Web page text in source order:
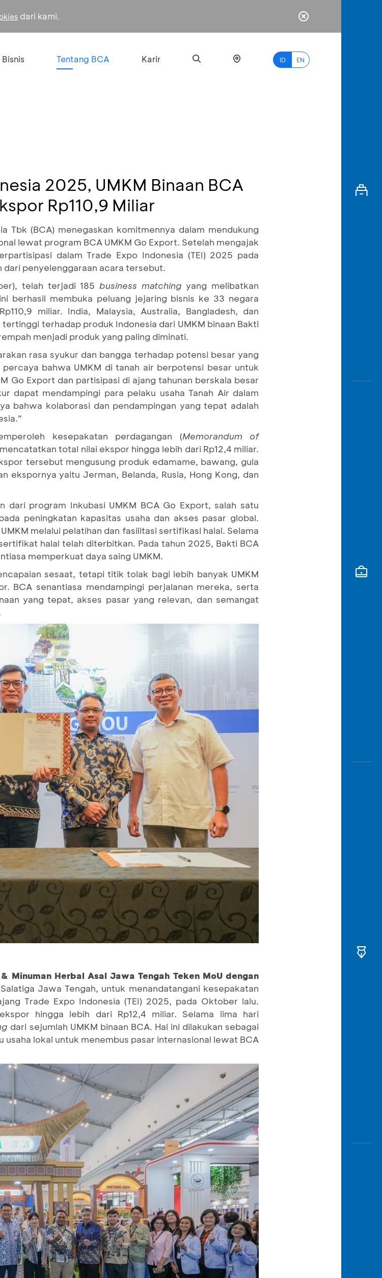
dari kami.
Bisnis Tentang BCA Karir ID EN
myBCA
2025, UMKM Binaan BCA
Rp110,9 Miliar
Tbk (BCA) menegaskan komitmennya dalam mendukung
lewat program BCA UMKM Go Export. Setelah mengajak
dalam Trade Expo Indonesia (TEI) 2025 pada
penyelenggaraan acara tersebut.
telah terjadi 185business matching yang melibatkan
berhasil membuka peluang jejaring bisnis ke 33 negara
miliar. India, Malaysia, Australia, Bangladesh, dan
terhadap produk Indonesia dari UMKM binaan Bakti
menjadi produk yang paling diminati.
rasa syukur dan bangga terhadap potensi besar yang
bahwa UMKM di tanah air berpotensi besar untuk
Go Export dan partisipasi di ajang tahunan berskala besar
dapat mendampingi para pelaku usaha Tanah Air dalam
bahwa kolaborasi dan pendampingan yang tepat adalah
kesepakatan perdagangan (Memorandum of
total nilai ekspor hingga lebih dari Rp12,4 miliar.
tersebut mengusung produk edamame, bawang, gula
ekspornya yaitu Jerman, Belanda, Rusia, Hong Kong, dan
dari program Inkubasi UMKM BCA Go Export, salah satu
peningkatan kapasitas usaha dan akses pasar global.
melalui pelatihan dan fasilitasi sertifikasi halal. Selama
halal telah diterbitkan. Pada tahun 2025, Bakti BCA
memperkuat daya saing UMKM.
sesaat, tetapi titik tolak bagi lebih banyak UMKM
BCA senantiasa mendampingi perjalanan mereka, serta
yang tepat, akses pasar yang relevan, dan semangat
Minuman Herbal Asal Jawa Tengah Teken MoU dengan
Jawa Tengah, untuk menandatangani kesepakatan
Trade Expo Indonesia (TEI) 2025, pada Oktober lalu.
hingga lebih dari Rp12,4 miliar. Selama lima hari
dari sejumlah UMKM binaan BCA. Hal ini dilakukan sebagai
lokal untuk menembus pasar internasional lewat BCA